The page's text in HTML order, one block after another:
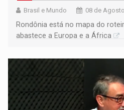
Brasil e Mundo 08 de
Rondônia está no mapa do
abastece a Europa e a África